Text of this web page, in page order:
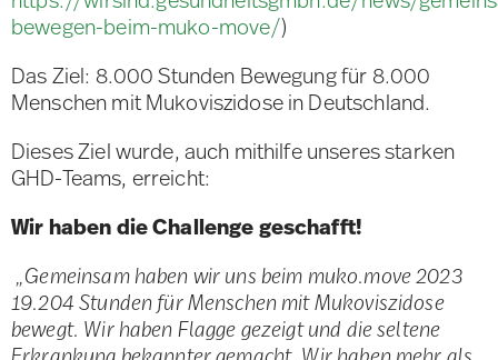
bewegen-beim-muko-move/)
Das Ziel: 8.000 Stunden Bewegung für 8.000
Menschen mit Mukoviszidose in Deutschland.
Dieses Ziel wurde, auch mithilfe unseres starken
GHD-Teams, erreicht:
Wir haben die Challenge geschafft!
„Gemeinsam haben wir uns beim muko.move 2023
19.204 Stunden für Menschen mit Mukoviszidose
bewegt. Wir haben Flagge gezeigt und die seltene